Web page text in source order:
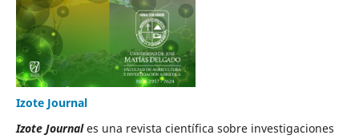
Izote Journal
Izote Journales una revista científica sobre investigaciones